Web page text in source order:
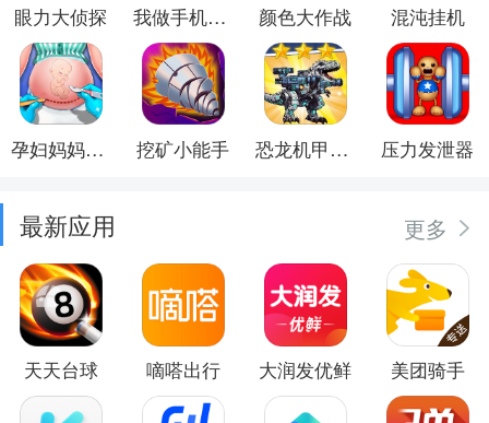
眼力大侦探 我做手机壳特好看 颜色大作战 混沌挂机
孕妇妈妈日记 挖矿小能手 恐龙机甲射手 压力发泄器
最新应用 更多
天天台球 嘀嗒出行 大润发优鲜 美团骑手